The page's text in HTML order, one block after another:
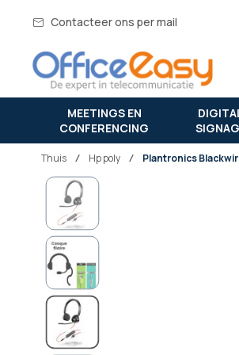
Contacteer ons per mail
MEETINGS EN
CONFERENCING
Thuis hp poly Plantronics
Ga
einde
van
de
afbeeldingen-
gallerij